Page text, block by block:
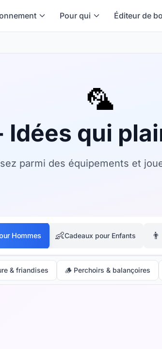
Pour qui Éditeur de
🦜
Idées qui
parmi des équipements et
Hommes 👶Cadeaux pour Enfants
& friandises 🪵 Perchoirs & balançoires